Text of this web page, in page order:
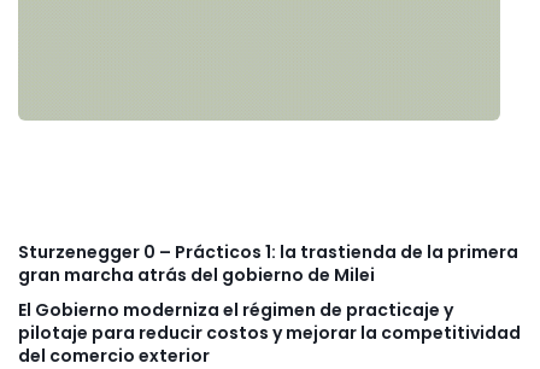
Sturzenegger 0 – Prácticos 1: la trastienda de la primera
gran marcha atrás del gobierno de Milei
El Gobierno moderniza el régimen de practicaje y
pilotaje para reducir costos y mejorar la competitividad
del comercio exterior